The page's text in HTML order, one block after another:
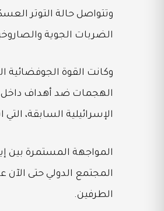
وتتواصل حالة التوتر
الضربات الجوية
الهجمات ضد أهداف داخل
الإسرائيلية السابقة،
المواجهة المستمرة بين
المجتمع الدولي حتى
الطرفين.